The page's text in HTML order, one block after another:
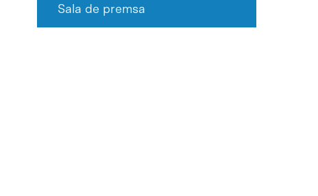
Sala de premsa